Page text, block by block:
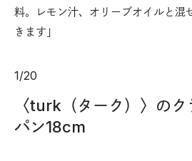
料。レモン汁、オリーブオイルと混
きます」
1/20
〈turk（ターク）〉の
パン18cm